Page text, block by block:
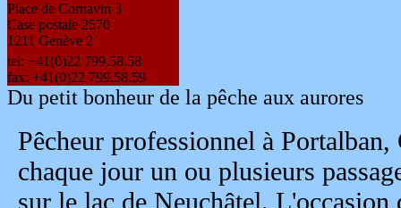
Place de Cornavin 3
Case postale 2570
1211 Genève 2
tel: +41(0)22 799.58.58
fax: +41(0)22 799.58.59
Du petit bonheur de la pêche aux aurores
Pêcheur professionnel à
chaque jour un ou plusieurs
sur le lac de Neuchâtel. L'occasion